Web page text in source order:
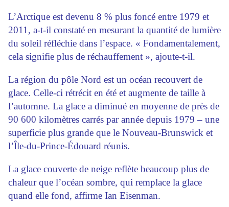
L’Arctique est devenu 8 % plus foncé entre 1979 et
2011, a-t-il constaté en mesurant la quantité de lumière
du soleil réfléchie dans l’espace. « Fondamentalement,
cela signifie plus de réchauffement », ajoute-t-il.
La région du pôle Nord est un océan recouvert de
glace. Celle-ci rétrécit en été et augmente de taille à
l’automne. La glace a diminué en moyenne de près de
90 600 kilomètres carrés par année depuis 1979 – une
superficie plus grande que le Nouveau-Brunswick et
l’Île-du-Prince-Édouard réunis.
La glace couverte de neige reflète beaucoup plus de
chaleur que l’océan sombre, qui remplace la glace
quand elle fond, affirme Ian Eisenman.